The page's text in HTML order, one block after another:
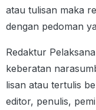
atau tulisan maka
dengan pedoman
Redaktur
keberatan
lisan atau tertulis
editor, penulis,